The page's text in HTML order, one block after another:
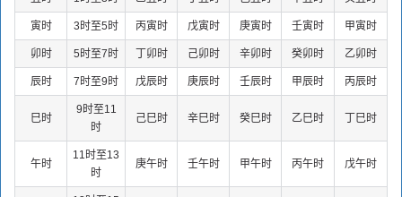
寅时 3时至5时 丙寅时 戊寅时 庚寅时 壬寅时 甲寅时
卯时 5时至7时 丁卯时 己卯时 辛卯时 癸卯时 乙卯时
辰时 7时至9时 戊辰时 庚辰时 壬辰时 甲辰时 丙辰时
巳时
9时至11
时
己巳时 辛巳时 癸巳时 乙巳时 丁巳时
午时
11时至13
时
庚午时 壬午时 甲午时 丙午时 戊午时